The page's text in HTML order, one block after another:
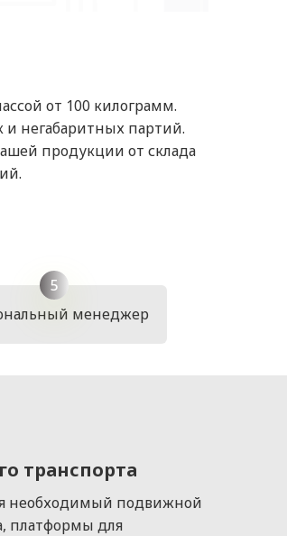
от 100 килограмм.
и негабаритных партий.
продукции от склада
менеджер
транспорта
необходимый подвижной
платформы для